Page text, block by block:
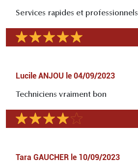
Services rapides et professionnels
Lucile ANJOU le 04/09/2023
Techniciens vraiment bon
Tara GAUCHER le 10/09/2023